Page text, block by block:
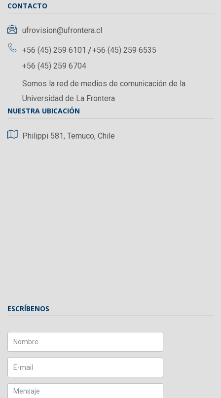
CONTACTO
ufrovision@ufrontera.cl
+56 (45) 259 6101
+56 (45) 259 6535
+56 (45) 259 6704
Somos la red de medios de comunicación de la
Universidad de La Frontera
NUESTRA UBICACIÓN
Philippi 581, Temuco, Chile
ESCRÍBENOS